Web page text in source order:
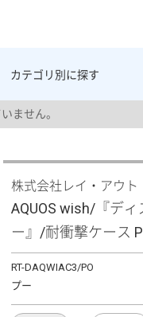
カテゴリ別に探す
ません。
株式会社レイ・アウト
AQUOS wish/『デ
ー』/耐衝撃ケース
RT-DAQWIAC3/PO
プー